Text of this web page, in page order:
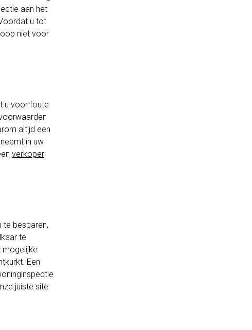
aan het
u tot
niet voor
u voor foute
altijd een
in uw
verkoper
besparen,
te
mogelijke
Een
juiste site